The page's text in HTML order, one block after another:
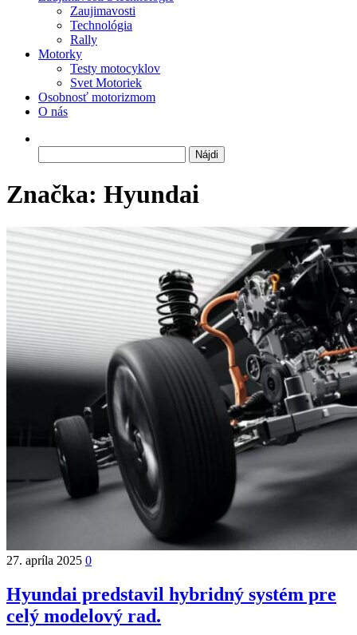
Zaujimavosti
Technológia
Rally
Motorky
Testy motocyklov
Svet Motoriek
Osobnosť motorizmom
O nás
Značka: Hyundai
27. apríla 2025 0
Hyundai predstavil hybridný systém pre
celý modelový rad.